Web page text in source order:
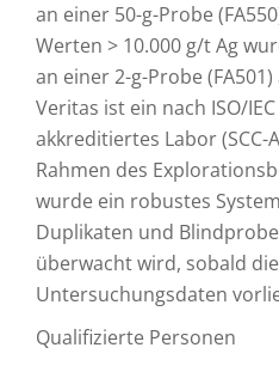
an einer 50-g-Probe
Werten > 10.000 g/t Ag
an einer 2-g-Probe
Veritas ist ein nach ISO/
akkreditiertes Labor (SCC-
Rahmen des
wurde ein robustes
Duplikaten und
überwacht wird, sobald
Untersuchungsdaten
Qualifizierte Personen